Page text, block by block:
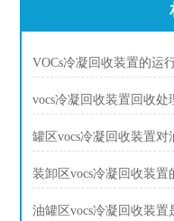
VOCs冷凝回收装置的运
vocs冷凝回收装置回收处
罐区vocs冷凝回收装置对
装卸区vocs冷凝回收装
油罐区vocs冷凝回收装